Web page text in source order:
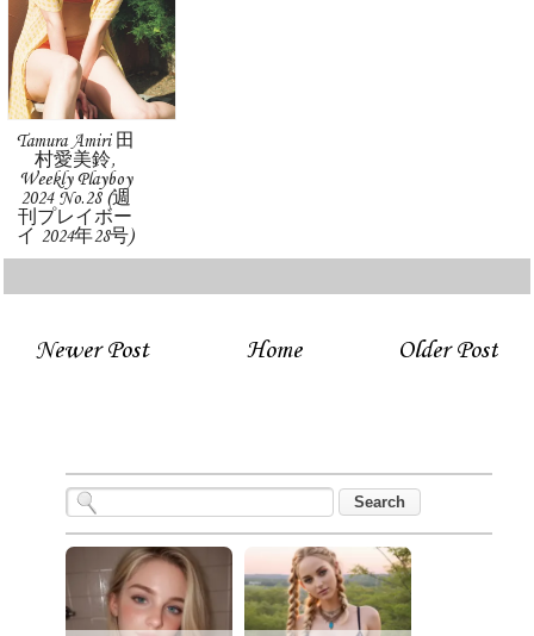
Tamura Amiri 田
村愛美鈴,
Weekly Playboy
2024 No.28 (週
刊プレイボー
イ 2024年28号)
Newer Post Older Post
Home